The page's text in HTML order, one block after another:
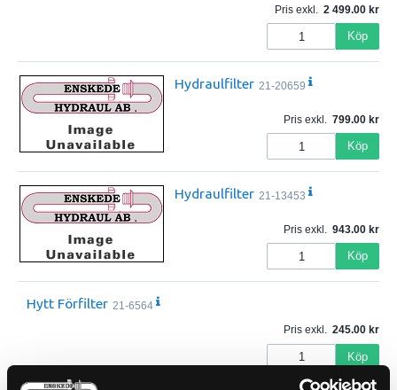
Pris exkl. 2 499.00
Köp
Hydraulfilter 21-20659
Pris exkl. 799.00
Köp
Hydraulfilter 21-13453
Pris exkl. 943.00
Köp
Hytt Förfilter 21-6564
Pris exkl. 245.00
Köp